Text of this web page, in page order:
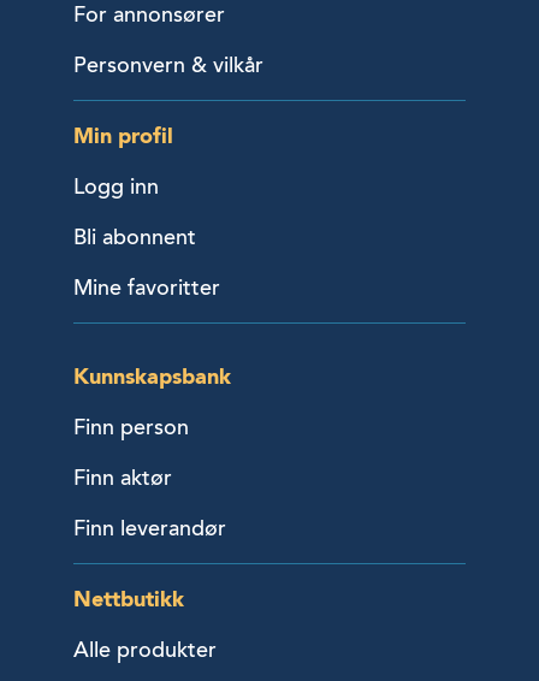
For annonsører
Personvern & vilkår
Min profil
Logg inn
Bli abonnent
Mine favoritter
Kunnskapsbank
Finn person
Finn aktør
Finn leverandør
Nettbutikk
Alle produkter